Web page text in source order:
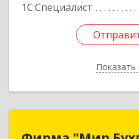
1С:Специалист
Показать